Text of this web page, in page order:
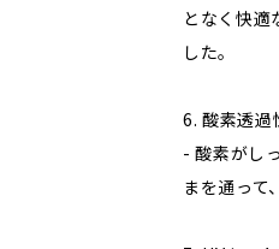
となく快適
した。
6. 酸素透過
- 酸素がし
まを通って